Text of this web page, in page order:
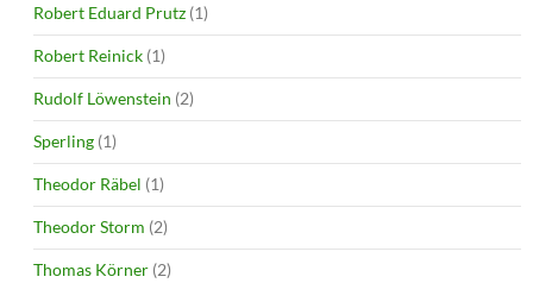
Robert Eduard Prutz (1)
Robert Reinick (1)
Rudolf Löwenstein (2)
Sperling (1)
Theodor Räbel (1)
Theodor Storm (2)
Thomas Körner (2)